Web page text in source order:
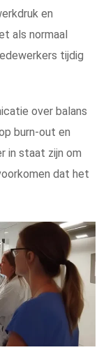
en
als normaal
tijdig
over balans
burn-out en
in staat zijn om
dat het